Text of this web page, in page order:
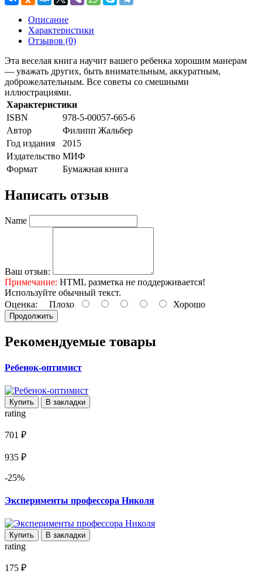
Описание
Характеристики
Отзывов (0)
Эта веселая книга научит вашего ребенка хорошим манерам
— уважать других, быть внимательным, аккуратным,
доброжелательным. Все советы со смешными
иллюстрациями.
Характеристики
ISBN
978-5-00057-665-6
Автор
Филипп Жальбер
Год издания
2015
Издательство МИФ
Формат
Бумажная книга
Написать отзыв
Name
Ваш отзыв:
Примечание: HTML разметка не поддерживается!
Используйте обычный текст.
Оценка: Плохо Хорошо
Продолжить
Рекомендуемые товары
Ребенок-оптимист
Купить В закладки
rating
701 ₽
935 ₽
-25%
Эксперименты профессора Николя
Купить В закладки
rating
175 ₽